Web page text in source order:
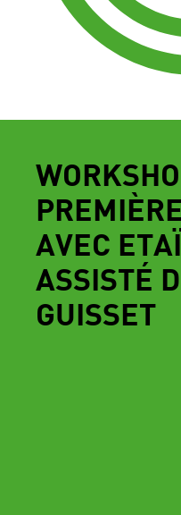
AVEC
ASSISTÉ
GUISSET